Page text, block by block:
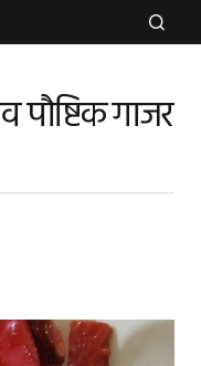
पौष्टिक गाजर